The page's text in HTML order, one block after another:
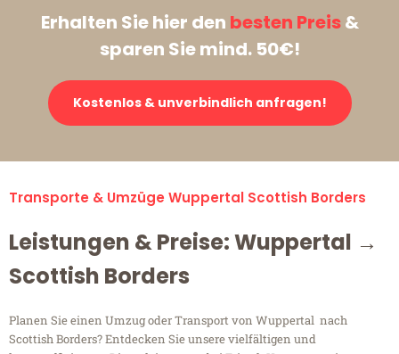
Erhalten Sie hier den besten Preis&
sparen Sie mind. 50€!
Kostenlos & unverbindlich anfragen!
Transporte & Umzüge Wuppertal Scottish Borders
Leistungen & Preise: Wuppertal →
Scottish Borders
Planen Sie einen Umzug oder Transport von Wuppertal nach
Scottish Borders? Entdecken Sie unsere vielfältigen und